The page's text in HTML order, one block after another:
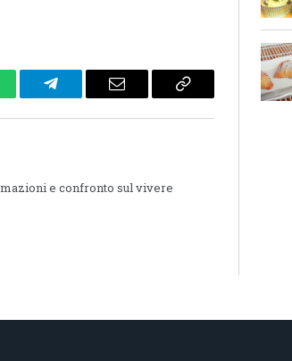
Telegram Email
Copy
e confronto sul vivere